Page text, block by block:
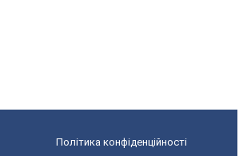
Політика конфіденційності